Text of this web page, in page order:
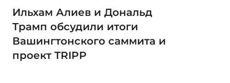
Ильхам Алиев и Дональд
Трамп обсудили итоги
Вашингтонского саммита и
проект TRIPP